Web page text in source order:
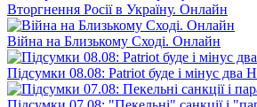
Вторгнення Росії в Україну. Онлайн
Війна на Близькому Сході. Онлайн
Підсумки 08.08: Patriot буде і мінус два